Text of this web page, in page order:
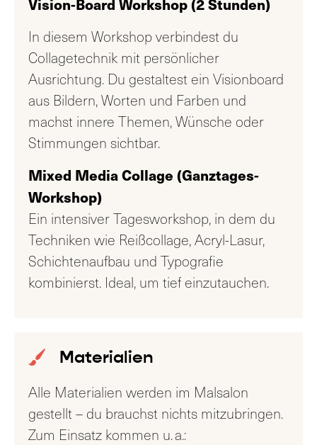
In diesem Workshop verbindest du
Collagetechnik mit persönlicher
Ausrichtung. Du gestaltest ein Visionboard
aus Bildern, Worten und Farben und
machst innere Themen, Wünsche oder
Stimmungen sichtbar.
Mixed Media Collage (Ganztages-
Workshop)
Ein intensiver Tagesworkshop, in dem du
Techniken wie Reißcollage, Acryl-Lasur,
Schichtenaufbau und Typografie
kombinierst. Ideal, um tief einzutauchen.
Materialien
Alle Materialien werden im Malsalon
gestellt – du brauchst nichts mitzubringen.
Zum Einsatz kommen u. a.: